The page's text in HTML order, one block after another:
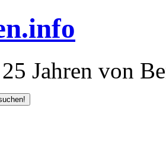
Jahren von